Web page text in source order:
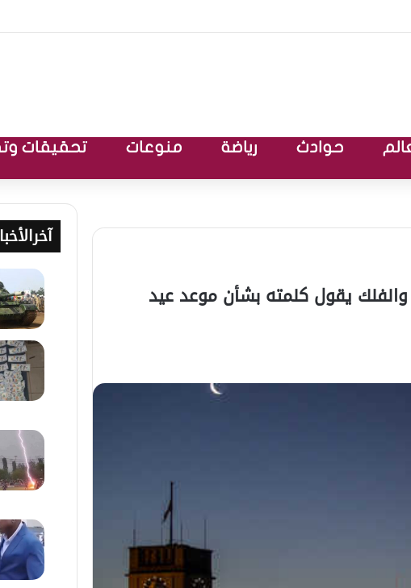
حوادث رياضة منوعات تحقيقات
يقول كلمته بشأن موعد عيد